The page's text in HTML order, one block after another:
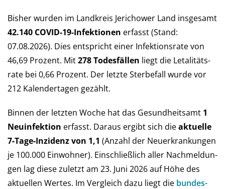
Bisher wurden im Landkreis Jerichower Land ins­ge­samt
42.140 COVID-19-Infek­tio­nen er­fasst (Stand:
07.08.2026). Dies ent­spricht einer Infek­tions­rate von
46,69 Pro­zent. Mit278 Todes­fällen liegt die Let­a­li­täts­
rate bei 0,66 Pro­zent. Der letzte Sterbe­fall wurde vor
212 Kalender­tagen gezählt.
Binnen der letzten Woche hat das Ge­sund­heits­amt 1
Neu­in­fek­tion er­fasst. Daraus er­gibt sich dieaktu­elle
7-Tage-Inzi­denz von 1,1 (An­zahl der Neu­er­kran­kun­gen
je 100.000 Ein­wohner). Ein­schließ­lich aller Nach­mel­dun­
gen lag diese zu­letzt am 23. Juni 2026 auf Höhe des
aktu­el­len Wertes. Im Ver­gleich da­zu liegt die bun­des­